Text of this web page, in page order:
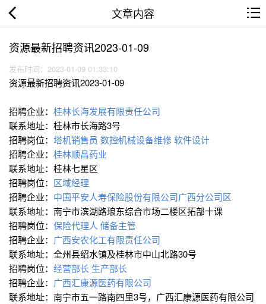
文章内容
资源最新招聘资讯2023-01-09
发布时间：2023-01-09 01:33:10
资源最新招聘资讯2023-01-09
招聘企业： 桂林长海发展有限责任公司
联系地址：桂林市长海路3号
招聘岗位： 塔机销售员 数控∕机械设备维修软件设计
招聘企业： 桂林顺昌药业
联系地址：桂林七星区
招聘岗位： 区域经理
招聘企业： 中国平安人寿保险股份有限公司广西分公司区
联系地址：南宁市滨湖路琅东综合市场二楼区拓部十课
招聘岗位： 保险代理人 储备主管
招聘企业： 广西安农化工有限责任公司
联系地址：全州县绍水镇及桂林市中山北路30号
招聘岗位： 经营部长 生产部长
招聘企业： 广西汇康源医药有限公司
联系地址：南宁市五一路南四里3号，广西汇康源医药有限公司